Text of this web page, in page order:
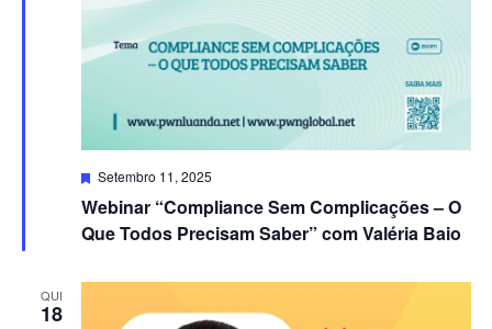
Webinar “Compliance Sem Complicações – O
Que Todos Precisam Saber” com Valéria Baio
Destacado
Setembro 11, 2025
QUI
18